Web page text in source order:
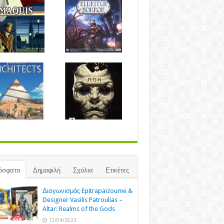
Δημοφιλή Σχόλια Ετικέτες
Διαγωνισμός Epitrapaizoume &
Designer Vasilis Patroulias –
Altar: Realms of the Gods
12/04/2023